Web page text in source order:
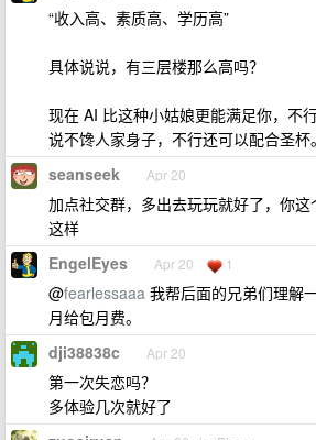
“收入高、素质高、学历高”
具体说说，有三层楼那么高吗？
现在 AI 比这种小姑娘更能满足你，不
说不馋人家身子，不行还可以配合圣杯。
seanseek Apr 20
加点社交群，多出去玩玩就好了，你
这样
EngelEyes Apr 20 1
@fearlessaaa 我帮后面的兄弟们理解
月给包月费。
dji38838c Apr 20
第一次失恋吗？
多体验几次就好了